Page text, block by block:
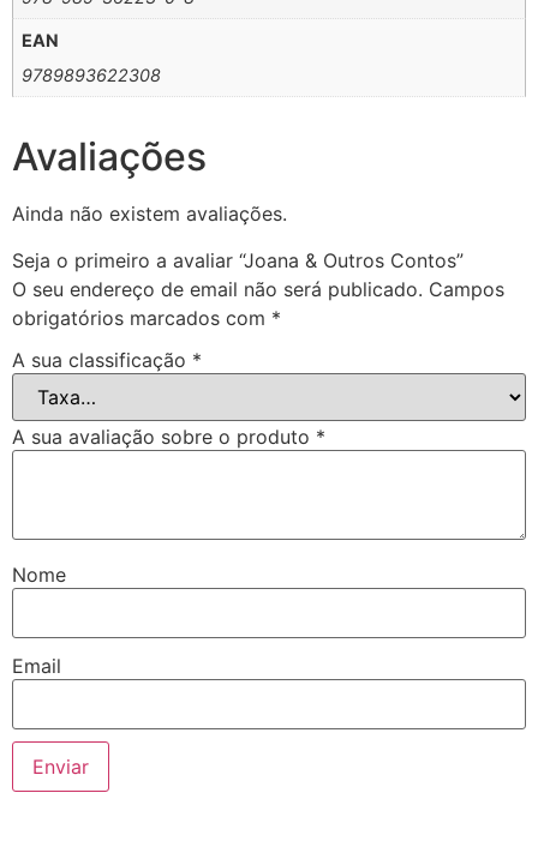
EAN
9789893622308
Avaliações
Ainda não existem avaliações.
Seja o primeiro a avaliar “Joana & Outros Contos”
O seu endereço de email não será publicado. Campos
obrigatórios marcados com *
A sua classificação *
A sua avaliação sobre o produto *
Nome
Email